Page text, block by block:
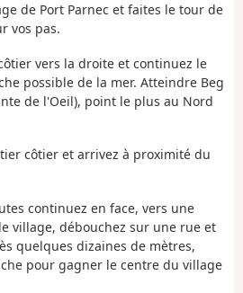
de Port Parnec et faites le tour de
vos pas.
vers la droite et continuez le
possible de la mer. Atteindre Beg
de l'Oeil), point le plus au Nord
côtier et arrivez à proximité du
continuez en face, vers une
village, débouchez sur une rue et
quelques dizaines de mètres,
pour gagner le centre du village